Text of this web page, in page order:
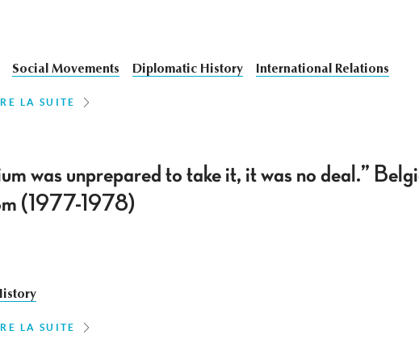
Social Movements Diplomatic History International Relations
LA SUITE
was unprepared to take it, it was no deal.”
(1977-1978)
LA SUITE